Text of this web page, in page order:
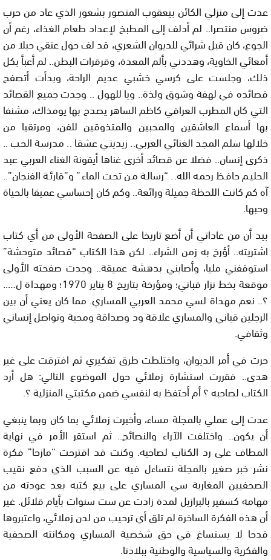
عدت إلى منزلي الكائن بيعقوب المنصور بشعور الذي عاد من حرب
ضروس منتصرا.. لم أدلف إلى المطبخ لإعداد طعام الغذاء، رغم أن
الجوع، كان قبل شرائي للديوان الشعري، قد لف حول عنقي حبلا من
أمعائي الخاوية، وهددني بألم المعدة، وقرقرات البطن.. لم أعبأ بكل
ذلك، وجلست على كرسي خشبي عديم الراحة، وبدأت أتصفح
قصائده في لهفة وشوق ولذة.. ويا للهول .. وجدت جميع القصائد
التي كان المطرب العراقي كاظم الساهر يصدح بها يومذاك، مشنفا
بها أسماع العاشقين والمحبين والمتذوقين للفن، ومرتقيا من
خلالها سلم المجد الغنائي العربي.. زيديني عشقا .. مدرسة الحب ..
ذكرى إنسان.. فضلا عن قصائد أخرى غناها أيقونة الغناء العربي عبد
الحليم حافظ رحمه الله.. “رسالة من تحت الماء” و”قارئة الفنجان”..
آه كم كانت اللحظة جميلة ورائعة.. وكم كان إحساسي عميقا بالحياة
وحبها.
بيد أن من عاداتي أن أضع تاريخا على الصفحة الأولى من أي كتاب
اشتريته.. أؤرخ به زمن الشراء.. لكن هذا الكتاب “قصائد متوحشة”
استوقفني مليا، وأصابني بدهشة عميقة.. وجدت صفحته الأولى
موقعة بخط نزار قباني؛ ومؤرخة بتاريخ 8 يناير 1970؛ ومهداة ل…..
؟.. نعم مهداة لسي محمد العربي المساري. مما كان يعني أن بين
الرجلين قباني والمساري علاقة ود وصداقة ومحبة وتواصل إنساني
وثقافي.
حرت في أمر الديوان، واختلطت طرق تفكيري ثم افترقت على غير
هدى.. فقررت استشارة زملائي حول الموضوع التالي: هل أرد
الكتاب لصاحبه ؟ أم أحتفظ به لنفسي ضمن مكتبتي المنزلية ؟.
عدت إلى عملي بالمجلة مساء، وأخبرت زملائي بما كان وبما ينبغي
أن يكون.. واختلفت الآراء والنصائح.. ثم استقر الأمر في نهاية
المطاف على رد الكتاب لصاحبه. وكنت قد اقترحت “مازحا” فكرة
نشر خبر صغير بالمجلة نتساءل فيه عن السبب الذي دفع نقيب
الصحفيين المغاربة سي المساري على بيع كتبه بعد عودته من
مهامه كسفير بالبرازيل لمدة زادت عن ست سنوات بأيام قلائل. غير
أن هذه الفكرة الساخرة لم تلق أي ترحيب من لدن زملائي، واعتبروها
قدحا لا يستساغ في حق شخصية المساري ومكانته الصحفية
والفكرية والسياسية والوطنية ببلادنا.